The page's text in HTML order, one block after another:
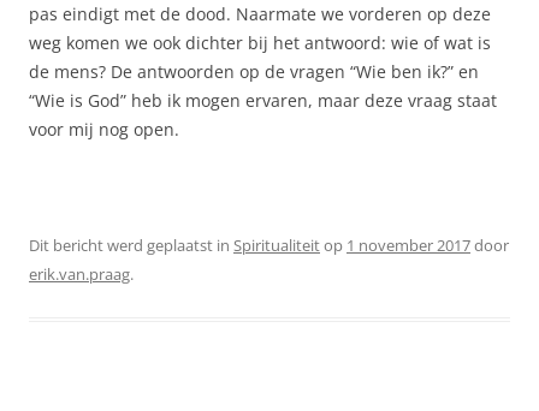
pas eindigt met de dood. Naarmate we vorderen op deze
weg komen we ook dichter bij het antwoord: wie of wat is
de mens? De antwoorden op de vragen “Wie ben ik?” en
“Wie is God” heb ik mogen ervaren, maar deze vraag staat
voor mij nog open.
Dit bericht werd geplaatst in Spiritualiteitop 1 november 2017door
erik.van.praag.